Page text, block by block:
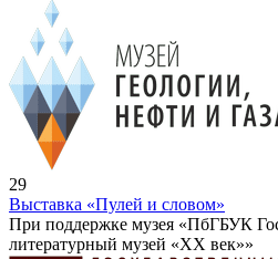
29
Выставка «Пулей и словом»
При поддержке музея «ПбГБУК
литературный музей «ХХ век»»